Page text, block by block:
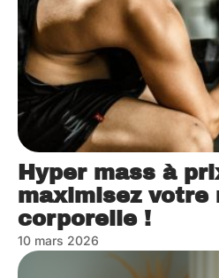
Hyper mass à
maximisez votre
corporelle !
10 mars 2026